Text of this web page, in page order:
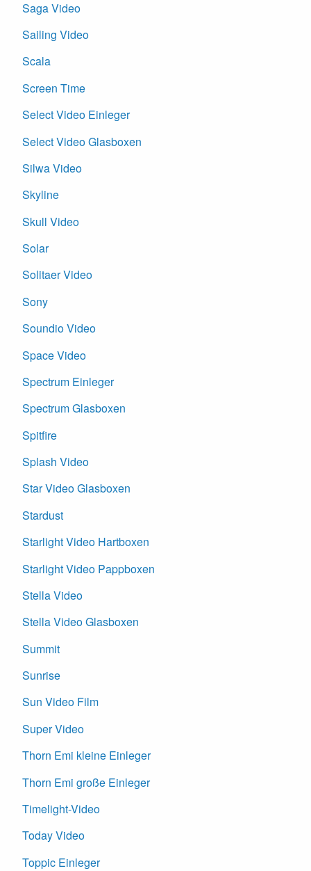
Saga Video
Sailing Video
Scala
Screen Time
Select Video Einleger
Select Video Glasboxen
Silwa Video
Skyline
Skull Video
Solar
Solitaer Video
Sony
Soundio Video
Space Video
Spectrum Einleger
Spectrum Glasboxen
Spitfire
Splash Video
Star Video Glasboxen
Stardust
Starlight Video Hartboxen
Starlight Video Pappboxen
Stella Video
Stella Video Glasboxen
Summit
Sunrise
Sun Video Film
Super Video
Thorn Emi kleine Einleger
Thorn Emi große Einleger
Timelight-Video
Today Video
Toppic Einleger